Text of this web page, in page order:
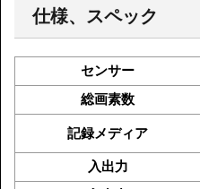
仕様、スペック
センサー
総画素数
記録メディア
入出力